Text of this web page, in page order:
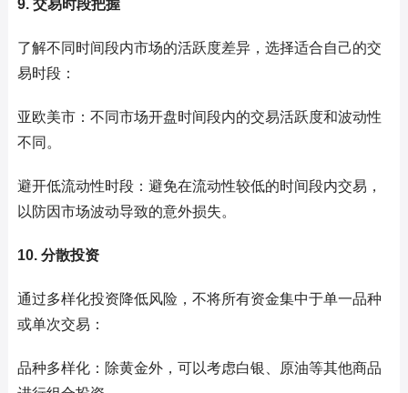
9. 交易时段把握
了解不同时间段内市场的活跃度差异，选择适合自己的交
易时段：
亚欧美市：不同市场开盘时间段内的交易活跃度和波动性
不同。
避开低流动性时段：避免在流动性较低的时间段内交易，
以防因市场波动导致的意外损失。
10. 分散投资
通过多样化投资降低风险，不将所有资金集中于单一品种
或单次交易：
品种多样化：除黄金外，可以考虑白银、原油等其他商品